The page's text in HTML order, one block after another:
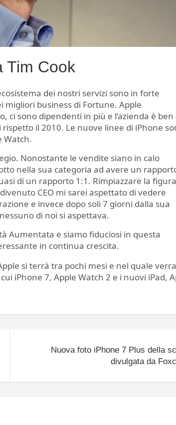
Tim Cook
dei nostri servizi sono in forte
migliori business di Fortune. Apple
sono dipendenti in più e l’azienda è ben
il 2010. Le nuove linee di iPhone
Watch.
Nonostante le vendite siano in calo
nella sua categoria ad avere un
di un rapporto 1:1. Rimpiazzare la
CEO mi sarei aspettato di vedere
e invece dopo soli 7 giorni dalla sua
di noi si aspettava.
Aumentata e siamo fiduciosi in questa
in continua crescita.
si terrà tra pochi mesi e nel quale
iPhone 7, Apple Watch 2 e i nuovi iPad,
Nuova foto iPhone 7 Plus della
divulgata da